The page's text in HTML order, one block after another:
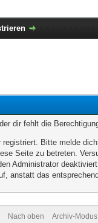
dir fehlt die
registriert. Bitte melde
Seite zu betreten.
Administrator
anstatt das
Nach oben Archiv-Modus